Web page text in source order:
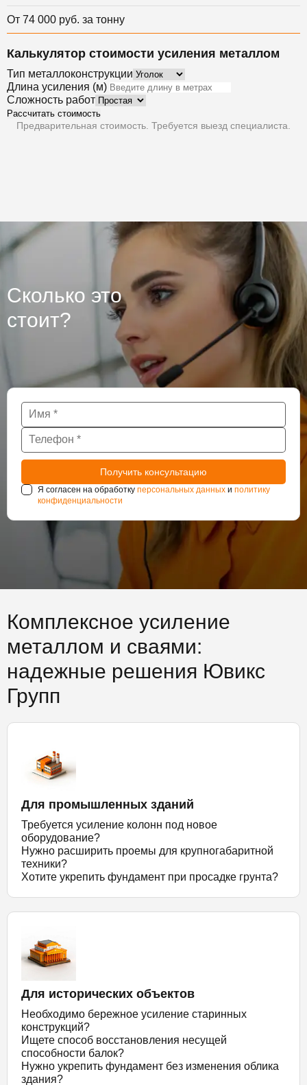
От 74 000 руб. за тонну
Калькулятор стоимости усиления металлом
Тип металлоконструкции
Длина усиления (м)
Сложность работ
Рассчитать стоимость
Предварительная стоимость. Требуется выезд специалиста.
Сколько это
стоит?
Я согласен на обработку персональных данных и политику
конфиденциальности
Комплексное усиление
металлом и сваями:
надежные решения Ювикс
Групп
Для промышленных зданий
Требуется усиление колонн под новое
оборудование?
Нужно расширить проемы для крупногабаритной
техники?
Хотите укрепить фундамент при просадке грунта?
Для исторических объектов
Необходимо бережное усиление старинных
конструкций?
Ищете способ восстановления несущей
способности балок?
Нужно укрепить фундамент без изменения облика
здания?